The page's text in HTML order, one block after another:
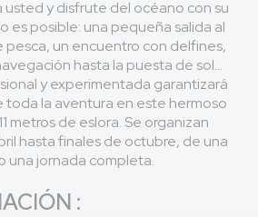
usted y disfrute del océano con su
es posible: una pequeña salida al
pesca, un encuentro con delfines,
hasta la puesta de sol...
y experimentada garantizará
toda la aventura en este hermoso
metros de eslora. Se organizan
hasta finales de octubre, de una
una jornada completa.
: